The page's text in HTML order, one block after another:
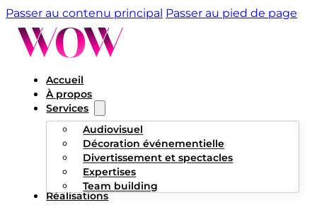
Passer au contenu principal Passer au pied de page
Accueil
À propos
Services
Audiovisuel
Décoration événementielle
Divertissement et spectacles
Expertises
Team building
Réalisations